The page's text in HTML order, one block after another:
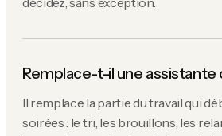
Remplace-t-il une assistante
Il remplace la partie du travail qui
soirées : le tri, les brouillons, les